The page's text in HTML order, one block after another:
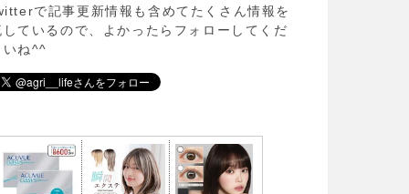
で記事更新情報も含めてたくさん情報を
しているので、よかったらフォローしてくだ
いね^^